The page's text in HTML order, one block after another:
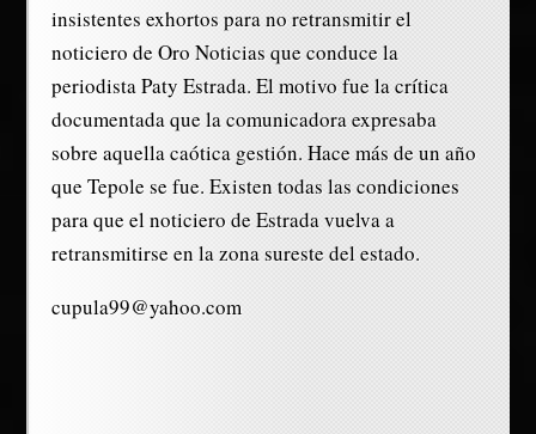
insistentes exhortos para no retransmitir el
noticiero de Oro Noticias que conduce la
periodista Paty Estrada. El motivo fue la crítica
documentada que la comunicadora expresaba
sobre aquella caótica gestión. Hace más de un año
que Tepole se fue. Existen todas las condiciones
para que el noticiero de Estrada vuelva a
retransmitirse en la zona sureste del estado.
cupula99@yahoo.com